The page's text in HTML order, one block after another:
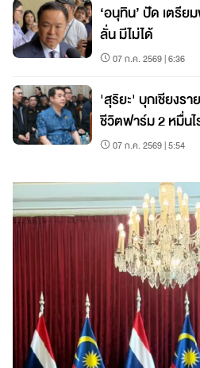
‘อนุทิน’ ปัด เตรีย
ลั่น มีไม่ได้
07 ก.ค. 2569 | 6:36
'สุริยะ' บุกเชียงร
ชีวิตฟาร์ม 2 หมื่นไ
07 ก.ค. 2569 | 5:54